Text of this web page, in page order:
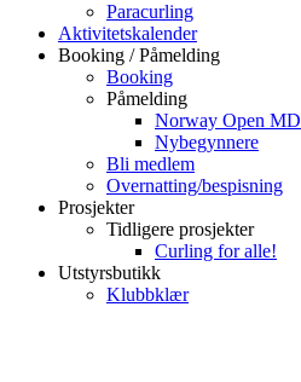
Paracurling
Aktivitetskalender
Booking / Påmelding
Booking
Påmelding
Norway Open MD
Nybegynnere
Bli medlem
Overnatting/bespisning
Prosjekter
Tidligere prosjekter
Curling for alle!
Utstyrsbutikk
Klubbklær